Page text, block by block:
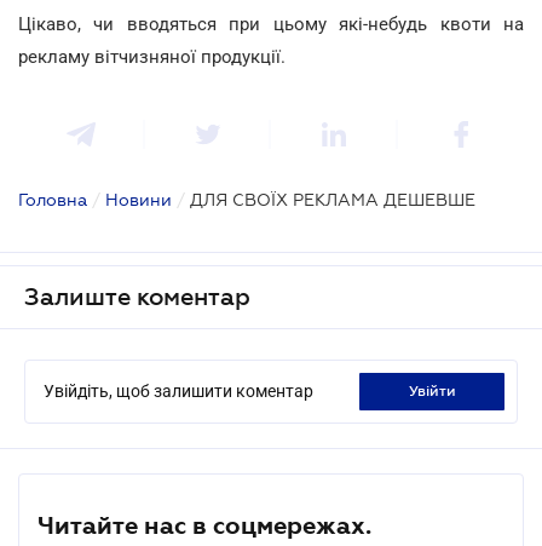
Цікаво, чи вводяться при цьому які-небудь квоти на
рекламу вітчизняної продукції.
Головна / Новини / ДЛЯ СВОЇХ РЕКЛАМА ДЕШЕВШЕ
Залиште коментар
Увійдіть, щоб залишити коментар увійти
Читайте нас в соцмережах.